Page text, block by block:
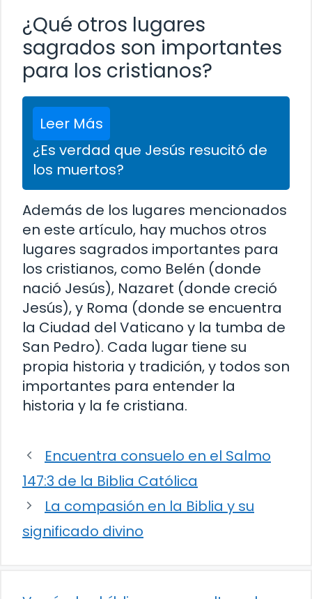
¿Qué otros lugares
sagrados son importantes
para los cristianos?
Leer Más
¿Es verdad que Jesús resucitó de
los muertos?
Además de los lugares mencionados
en este artículo, hay muchos otros
lugares sagrados importantes para
los cristianos, como Belén (donde
nació Jesús), Nazaret (donde creció
Jesús), y Roma (donde se encuentra
la Ciudad del Vaticano y la tumba de
San Pedro). Cada lugar tiene su
propia historia y tradición, y todos son
importantes para entender la
historia y la fe cristiana.
Encuentra consuelo en el Salmo
147:3 de la Biblia Católica
La compasión en la Biblia y su
significado divino